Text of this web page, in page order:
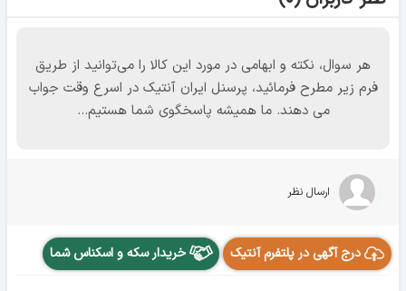
هر سوال، نکته و ابهامی در مورد این کالا را می‌توانید از طریق
فرم زیر مطرح فرمائید، پرسنل ایران آنتیک در اسرع وقت جواب
می دهند. ما همیشه پاسخگوی شما هستیم...
ارسال نظر
درج آگهی در پلتفرم آنتیک خریدار سکه و اسکناس شما